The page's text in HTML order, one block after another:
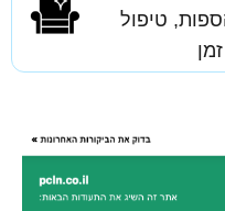
טיפול